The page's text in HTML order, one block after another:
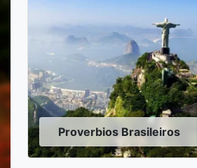
Proverbios Brasileiros